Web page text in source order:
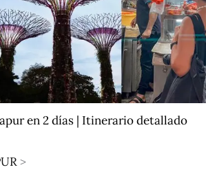
en 2 días | Itinerario detallado
>